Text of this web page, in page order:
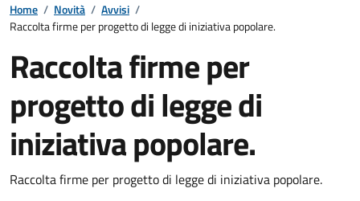
Home / Novità / Avvisi /
Raccolta firme per progetto di legge di iniziativa popolare.
Raccolta firme per
progetto di legge di
iniziativa popolare.
Raccolta firme per progetto di legge di iniziativa popolare.